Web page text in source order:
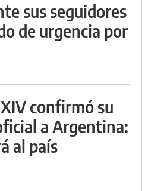
sus seguidores
de urgencia por
confirmó su
a Argentina:
al país